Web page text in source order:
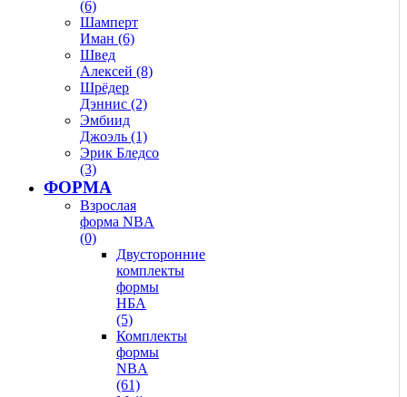
(6)
Шамперт
Иман (6)
Швед
Алексей (8)
Шрёдер
Дэннис (2)
Эмбиид
Джоэль (1)
Эрик Бледсо
(3)
ФОРМА
Взрослая
форма NBA
(0)
Двусторонние
комплекты
формы
НБА
(5)
Комплекты
формы
NBA
(61)